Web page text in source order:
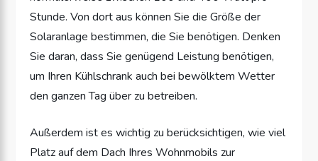
Stunde. Von dort aus können Sie die Größe der
Solaranlage bestimmen, die Sie benötigen. Denken
Sie daran, dass Sie genügend Leistung benötigen,
um Ihren Kühlschrank auch bei bewölktem Wetter
den ganzen Tag über zu betreiben.
Außerdem ist es wichtig zu berücksichtigen, wie viel
Platz auf dem Dach Ihres Wohnmobils zur